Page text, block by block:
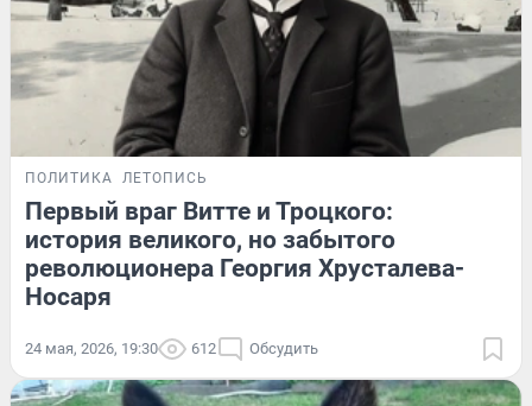
ПОЛИТИКА ЛЕТОПИСЬ
Первый враг Витте и Троцкого:
история великого, но забытого
революционера Георгия Хрусталева-
Носаря
24 мая, 2026, 19:30 612 Обсудить